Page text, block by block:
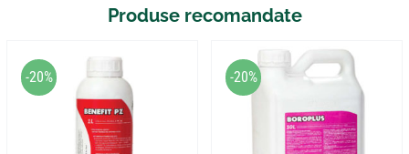
Produse recomandate
-20% -20%